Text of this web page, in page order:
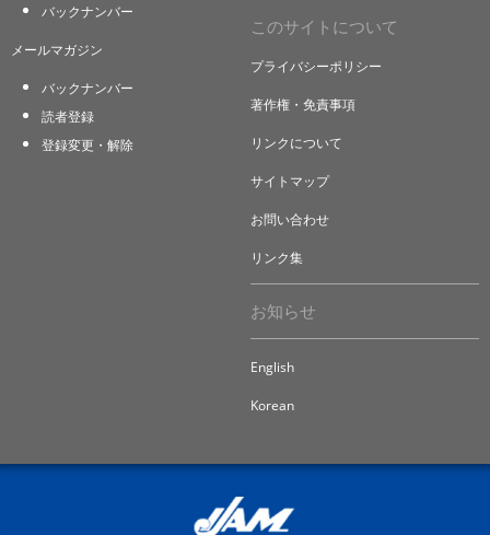
バックナンバー
メールマガジン
バックナンバー
読者登録
登録変更・解除
このサイトについて
プライバシーポリシー
著作権・免責事項
リンクについて
サイトマップ
お問い合わせ
リンク集
お知らせ
English
Korean